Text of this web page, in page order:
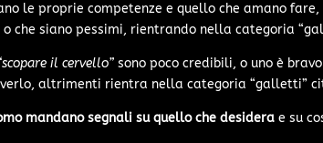
le proprie competenze e quello che amano fare,
o che siano pessimi, rientrando nella categoria
il cervello”sono poco credibili, o uno è
altrimenti rientra nella categoria “galletti”
mandano segnali su quello che desiderae su